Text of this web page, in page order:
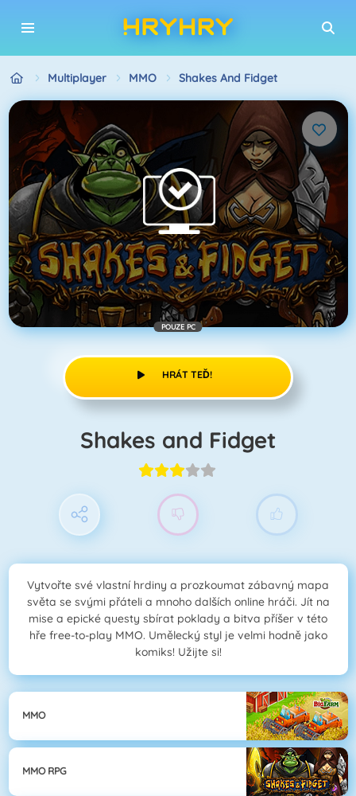
Multiplayer MMO Shakes And Fidget
POUZE PC
HRÁT TEĎ!
Shakes and Fidget
Vytvořte své vlastní hrdiny a prozkoumat zábavný mapa
světa se svými přáteli a mnoho dalších online hráči. Jít na
mise a epické questy sbírat poklady a bitva příšer v této
hře free-to-play MMO. Umělecký styl je velmi hodně jako
komiks! Užijte si!
MMO
MMO RPG